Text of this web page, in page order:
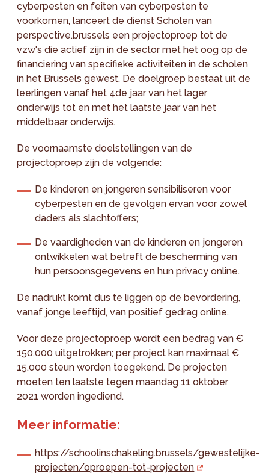
cyberpesten en feiten van cyberpesten te
voorkomen, lanceert de dienst Scholen van
perspective.brussels een projectoproep tot de
vzw's die actief zijn in de sector met het oog op de
financiering van specifieke activiteiten in de scholen
in het Brussels gewest. De doelgroep bestaat uit de
leerlingen vanaf het 4de jaar van het lager
onderwijs tot en met het laatste jaar van het
middelbaar onderwijs.
De voornaamste doelstellingen van de
projectoproep zijn de volgende:
De kinderen en jongeren sensibiliseren voor
cyberpesten en de gevolgen ervan voor zowel
daders als slachtoffers;
De vaardigheden van de kinderen en jongeren
ontwikkelen wat betreft de bescherming van
hun persoonsgegevens en hun privacy online.
De nadrukt komt dus te liggen op de bevordering,
vanaf jonge leeftijd, van positief gedrag online.
Voor deze projectoproep wordt een bedrag van €
150.000 uitgetrokken; per project kan maximaal €
15.000 steun worden toegekend. De projecten
moeten ten laatste tegen maandag 11 oktober
2021 worden ingediend.
Meer informatie:
https://schoolinschakeling.brussels/gewestelijke-
projecten/oproepen-tot-projecten